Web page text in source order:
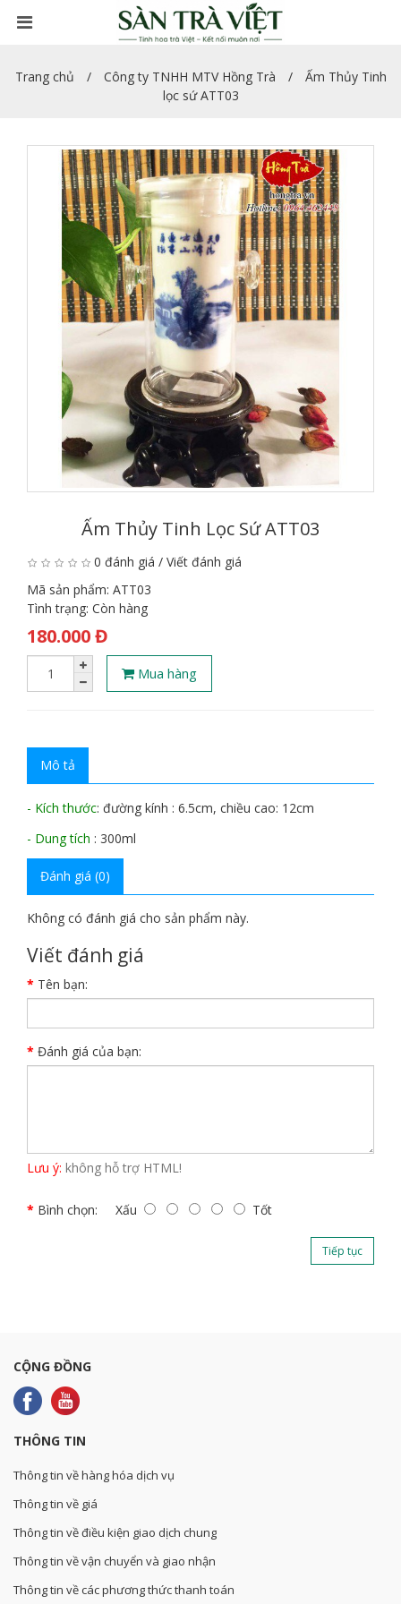
Trang chủ Công ty TNHH MTV Hồng Trà
Ấm Thủy Tinh
lọc sứ ATT03
Ấm Thủy Tinh Lọc Sứ ATT03
0 đánh giá / Viết đánh giá
Mã sản phẩm: ATT03
Tình trạng: Còn hàng
180.000 Đ
Mua hàng
Mô tả
- Kích thước: đường kính : 6.5cm, chiều cao: 12cm
- Dung tích : 300ml
Đánh giá (0)
Không có đánh giá cho sản phẩm này.
Viết đánh giá
Tên bạn:
Đánh giá của bạn:
Lưu ý: không hỗ trợ HTML!
Bình chọn: Xấu Tốt
Tiếp tục
CỘNG ĐỒNG
THÔNG TIN
Thông tin về hàng hóa dịch vụ
Thông tin về giá
Thông tin về điều kiện giao dịch chung
Thông tin về vận chuyển và giao nhận
Thông tin về các phương thức thanh toán